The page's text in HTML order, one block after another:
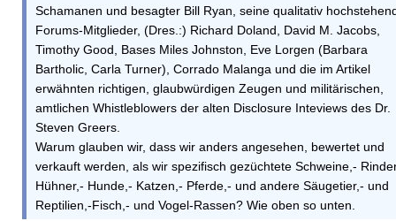
Schamanen und besagter Bill Ryan, seine qualitativ
Forums-Mitglieder, (Dres.:) Richard Doland, David M. Jacobs,
Timothy Good, Bases Miles Johnston, Eve Lorgen (Barbara
Bartholic, Carla Turner), Corrado Malanga und die im Artikel
erwähnten richtigen, glaubwürdigen Zeugen und militärischen,
amtlichen Whistleblowers der alten Disclosure Inteviews des Dr.
Steven Greers.
Warum glauben wir, dass wir anders angesehen, bewertet und
verkauft werden, als wir spezifisch gezüchtete Schweine,-
Hühner,- Hunde,- Katzen,- Pferde,- und andere Säugetier,- und
Reptilien,-Fisch,- und Vogel-Rassen? Wie oben so unten.